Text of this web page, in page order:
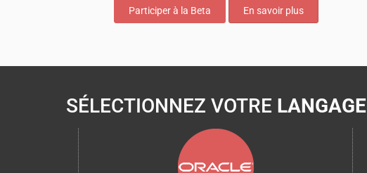
Participer à la Beta En savoir plus
SÉLECTIONNEZ VOTRE LANGAGE